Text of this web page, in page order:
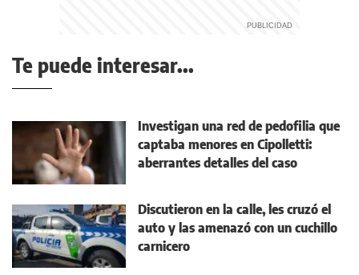
Te puede interesar...
Investigan una red de pedofilia que
captaba menores en Cipolletti:
aberrantes detalles del caso
Discutieron en la calle, les cruzó el
auto y las amenazó con un cuchillo
carnicero